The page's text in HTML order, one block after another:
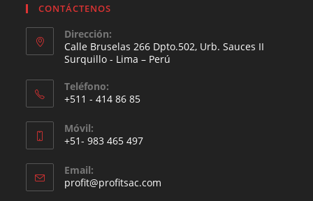
CONTÁCTENOS
Dirección:
Calle Bruselas 266 Dpto.502, Urb. Sauces II
Surquillo - Lima – Perú
Teléfono:
+511 - 414 86 85
Móvil:
+51- 983 465 497
Email:
profit@profitsac.com